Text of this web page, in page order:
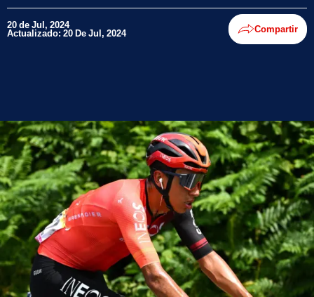
20 de Jul, 2024
Actualizado: 20 De Jul, 2024 Compartir